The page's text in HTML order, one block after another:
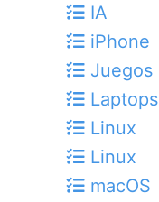
IA
iPhone
Juegos
Laptops
Linux
Linux
macOS